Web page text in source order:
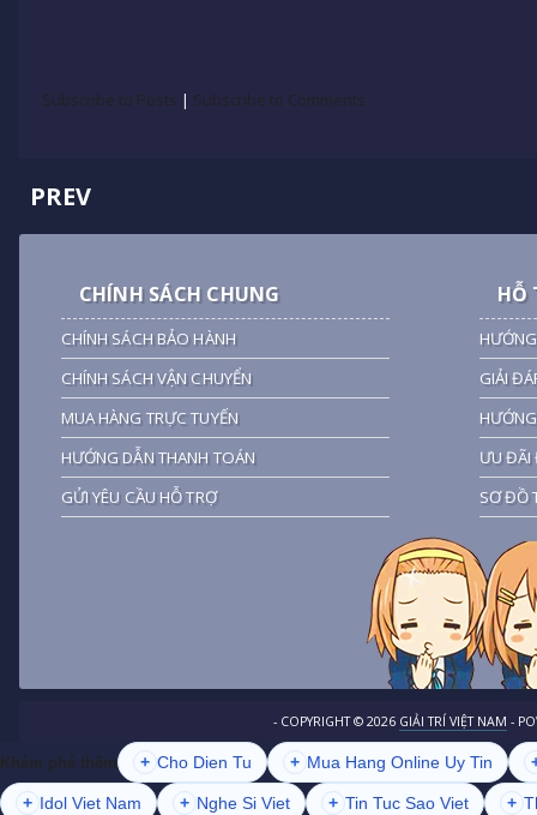
Subscribe to Posts | Subscribe to Comments
PREV
CHÍNH SÁCH CHUNG
CHÍNH SÁCH BẢO HÀNH
CHÍNH SÁCH VẬN CHUYỂN
MUA HÀNG TRỰC TUYẾN
HƯỚNG DẪN THANH TOÁN
GỬI YÊU CẦU HỖ TRỢ
HỖ
GIẢI
ƯU ĐÃI
SƠ ĐỒ
- COPYRIGHT © 2026 GIẢI TRÍ VIỆT NAM -
Khám phá thêm + Cho Dien Tu + Mua Hang Online Uy Tin
+ Idol Viet Nam + Nghe Si Viet + Tin Tuc Sao Viet +